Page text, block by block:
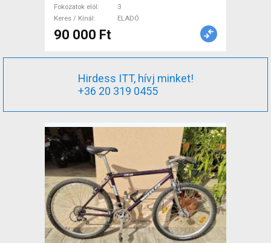
Fokozatok elöl
3
Keres / Kínál
ELADÓ
90 000 Ft
Hirdess ITT, hívj minket!
+36 20 319 0455